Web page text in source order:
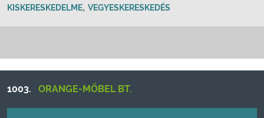
KISKERESKEDELME, VEGYESKERESKEDÉS
1003. ORANGE-MŐBEL BT.